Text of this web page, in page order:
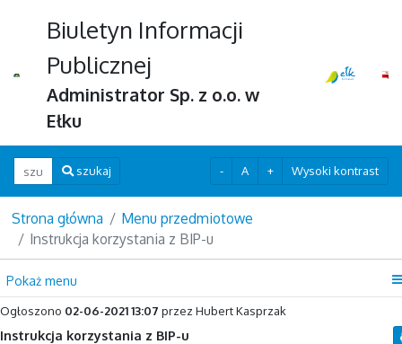
Biuletyn Informacji
Publicznej
Administrator Sp. z o.o. w
Ełku
Wpisz szukaną frazę
szukaj - A + Wysoki kontrast
Strona główna
Menu przedmiotowe
Instrukcja korzystania z BIP-u
Pokaż menu
Ogłoszono 02-06-2021 13:07 przez Hubert Kasprzak
Instrukcja korzystania z BIP-u